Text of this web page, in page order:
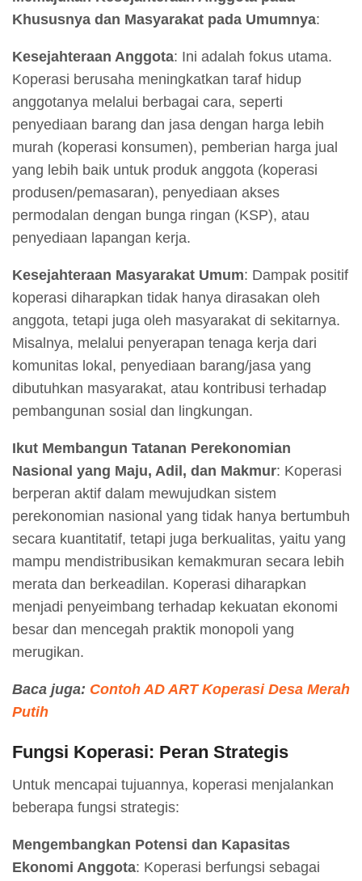
Khususnya dan Masyarakat pada Umumnya:
Kesejahteraan Anggota: Ini adalah fokus utama.
Koperasi berusaha meningkatkan taraf hidup
anggotanya melalui berbagai cara, seperti
penyediaan barang dan jasa dengan harga lebih
murah (koperasi konsumen), pemberian harga jual
yang lebih baik untuk produk anggota (koperasi
produsen/pemasaran), penyediaan akses
permodalan dengan bunga ringan (KSP), atau
penyediaan lapangan kerja.
Kesejahteraan Masyarakat Umum: Dampak positif
koperasi diharapkan tidak hanya dirasakan oleh
anggota, tetapi juga oleh masyarakat di sekitarnya.
Misalnya, melalui penyerapan tenaga kerja dari
komunitas lokal, penyediaan barang/jasa yang
dibutuhkan masyarakat, atau kontribusi terhadap
pembangunan sosial dan lingkungan.
Ikut Membangun Tatanan Perekonomian
Nasional yang Maju, Adil, dan Makmur: Koperasi
berperan aktif dalam mewujudkan sistem
perekonomian nasional yang tidak hanya bertumbuh
secara kuantitatif, tetapi juga berkualitas, yaitu yang
mampu mendistribusikan kemakmuran secara lebih
merata dan berkeadilan. Koperasi diharapkan
menjadi penyeimbang terhadap kekuatan ekonomi
besar dan mencegah praktik monopoli yang
merugikan.
Baca juga: Contoh AD ART Koperasi Desa Merah
Putih
Fungsi Koperasi: Peran Strategis
Untuk mencapai tujuannya, koperasi menjalankan
beberapa fungsi strategis:
Mengembangkan Potensi dan Kapasitas
Ekonomi Anggota: Koperasi berfungsi sebagai